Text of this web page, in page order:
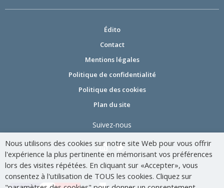
Édito
Contact
Mentions légales
Politique de confidentialité
Politique des cookies
Plan du site
Suivez-nous
Nous utilisons des cookies sur notre site Web pour vous offrir
l'expérience la plus pertinente en mémorisant vos préférences
lors des visites répétées. En cliquant sur «Accepter», vous
consentez à l'utilisation de TOUS les cookies. Cliquez sur